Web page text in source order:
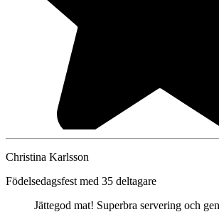
Christina Karlsson
Födelsedagsfest med 35 deltagare
Jättegod mat! Superbra servering och